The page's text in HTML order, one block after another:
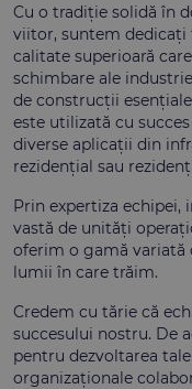
Cu o tradiție solidă în
viitor, suntem dedicați
calitate superioară
schimbare ale
de construcții
este utilizată cu
diverse aplicații din
rezidențial sau
Prin expertiza echipei,
vastă de unități
oferim o gamă
lumii în care trăim.
Credem cu tărie că
succesului nostru. De
pentru dezvoltarea
organizaționale